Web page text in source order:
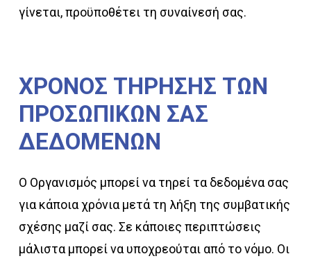
γίνεται, προϋποθέτει τη συναίνεσή σας.
ΧΡΟΝΟΣ ΤΗΡΗΣΗΣ ΤΩΝ
ΠΡΟΣΩΠΙΚΩΝ ΣΑΣ
ΔΕΔΟΜΕΝΩΝ
Ο Οργανισμός μπορεί να τηρεί τα δεδομένα σας
για κάποια χρόνια μετά τη λήξη της συμβατικής
σχέσης μαζί σας. Σε κάποιες περιπτώσεις
μάλιστα μπορεί να υποχρεούται από το νόμο. Οι